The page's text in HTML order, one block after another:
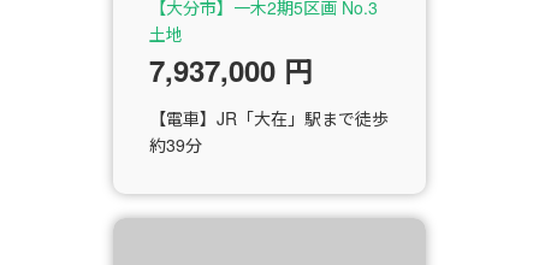
【大分市】一木2期5区画 No.3
土地
7,937,000 円
【電車】JR「大在」駅まで徒歩
約39分